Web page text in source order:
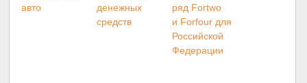
авто
денежных
средств
ряд Fortwo
и Forfour для
Российской
Федерации